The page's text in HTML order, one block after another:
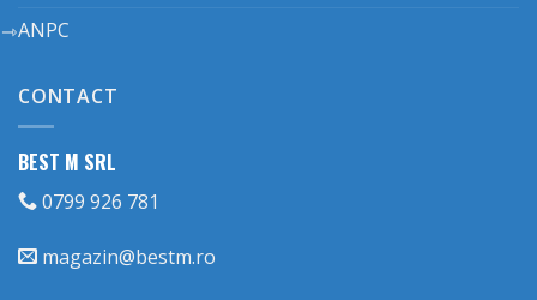
ANPC
CONTACT
BEST M SRL
0799 926 781
magazin@bestm.ro